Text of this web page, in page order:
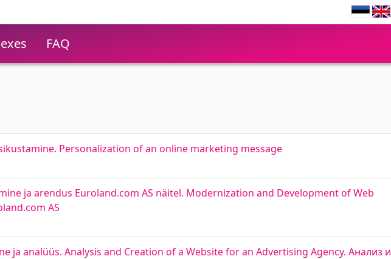
FAQ
Personalization of an online marketing message
ja arendus Euroland.com AS näitel. Modernization and Development of Web
AS
ja analüüs. Analysis and Creation of a Website for an Advertising Agency. Анализ и